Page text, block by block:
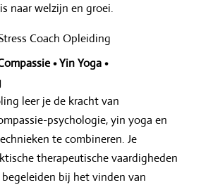
naar welzijn en groei.
Coach Opleiding
• Yin Yoga •
leer je de kracht van
psychologie, yin yoga en
te combineren. Je
therapeutische vaardigheden
bij het vinden van